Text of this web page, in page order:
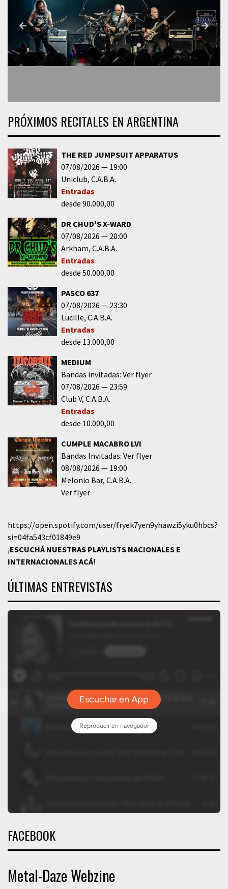
PRÓXIMOS RECITALES EN ARGENTINA
THE RED JUMPSUIT APPARATUS
07/08/2026
19:00
Uniclub C.A.B.A.
Entradas
desde 90.000,00
DR CHUD'S X-WARD
07/08/2026
20:00
Arkham C.A.B.A.
Entradas
desde 50.000,00
PASCO 637
07/08/2026
23:30
Lucille C.A.B.A.
Entradas
desde 13.000,00
MEDIUM
Bandas invitadas: Ver flyer
07/08/2026
23:59
Club V C.A.B.A.
Entradas
desde 10.000,00
CUMPLE MACABRO LVI
Bandas Invitadas: Ver flyer
08/08/2026
19:00
Melonio Bar C.A.B.A.
Ver flyer
https://open.spotify.com/user/fryek7yen9yhawzi5yku0hbcs?
si=04fa543cf01849e9
¡ESCUCHÁ NUESTRAS PLAYLISTS NACIONALES E
INTERNACIONALESACÁ!
ÚLTIMAS ENTREVISTAS
FACEBOOK
Metal-Daze Webzine